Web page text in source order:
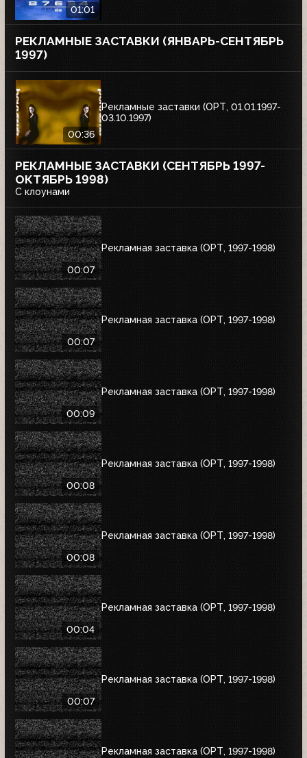
01:01
РЕКЛАМНЫЕ ЗАСТАВКИ (ЯНВАРЬ-СЕНТЯБРЬ
1997)
00:36
Рекламные заставки (ОРТ, 01.01.1997-
03.10.1997)
РЕКЛАМНЫЕ ЗАСТАВКИ (СЕНТЯБРЬ 1997-
ОКТЯБРЬ 1998)
С клоунами
00:07
Рекламная заставка (ОРТ, 1997-1998)
00:07
Рекламная заставка (ОРТ, 1997-1998)
00:09
Рекламная заставка (ОРТ, 1997-1998)
00:08
Рекламная заставка (ОРТ, 1997-1998)
00:08
Рекламная заставка (ОРТ, 1997-1998)
00:04
Рекламная заставка (ОРТ, 1997-1998)
00:07
Рекламная заставка (ОРТ, 1997-1998)
Рекламная заставка (ОРТ, 1997-1998)